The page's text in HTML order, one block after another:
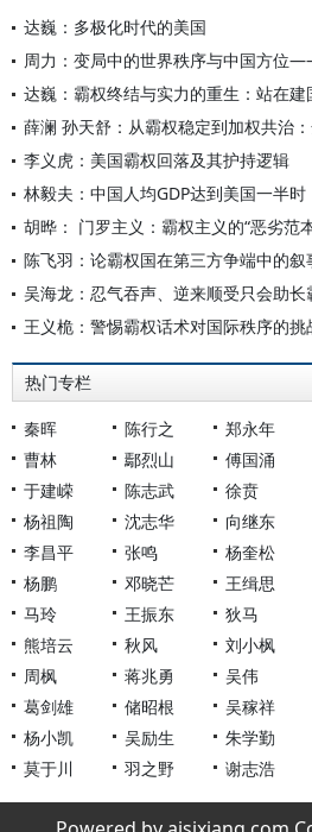
达巍：多极化时代的美国
达巍：霸权终结与实力的重生：站在
薛澜 孙天舒：从霸权稳定到加权共治
李义虎：美国霸权回落及其护持逻辑
林毅夫：中国人均GDP达到美国一半
陈飞羽：论霸权国在第三方争端中的叙
吴海龙：忍气吞声、逆来顺受只会助长
王义桅：警惕霸权话术对国际秩序的挑
热门专栏
秦晖 陈行之 郑永年
曹林
鄢烈山 傅国涌
于建嵘
陈志武 徐贲
杨祖陶
沈志华 向继东
李昌平
张鸣 杨奎松
杨鹏
邓晓芒 王缉思
马玲
王振东 狄马
熊培云
秋风 刘小枫
周枫
蒋兆勇 吴伟
葛剑雄
储昭根 吴稼祥
杨小凯
吴励生 朱学勤
莫于川
羽之野 谢志浩